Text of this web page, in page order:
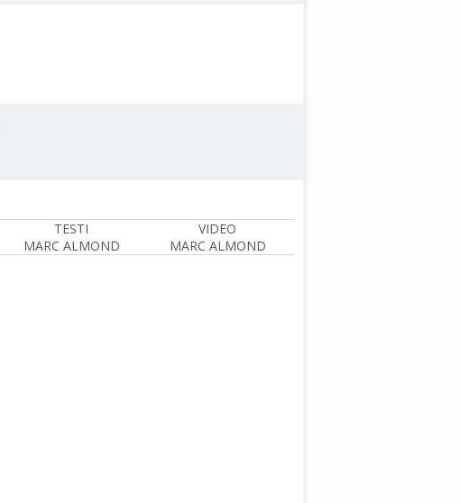
TESTI
MARC ALMOND
VIDEO
MARC ALMOND